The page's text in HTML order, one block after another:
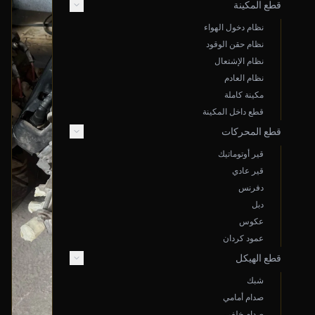
قطع المكينة
نظام دخول الهواء
نظام حقن الوقود
نظام الإشتعال
نظام العادم
مكينة كاملة
قطع داخل المكينة
قطع المحركات
قير أوتوماتيك
قير عادي
دفرنس
دبل
عكوس
عمود كردان
قطع الهيكل
شبك
صدام أمامي